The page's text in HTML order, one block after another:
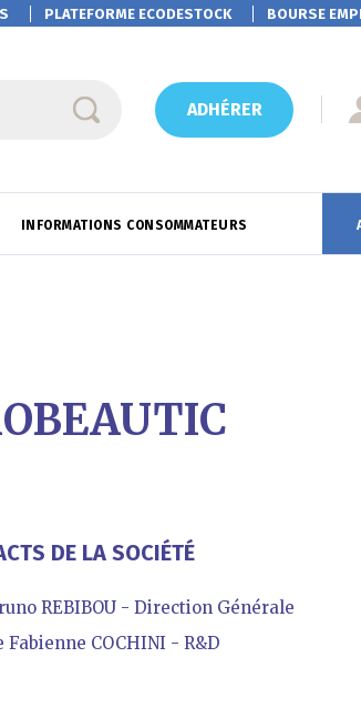
PLATEFORMEECODESTOCK BOURSE
ADHÉRER
INFORMATIONS CONSOMMATEURS
DE LA SOCIÉTÉ
REBIBOU - Direction Générale
Fabienne COCHINI - R&D